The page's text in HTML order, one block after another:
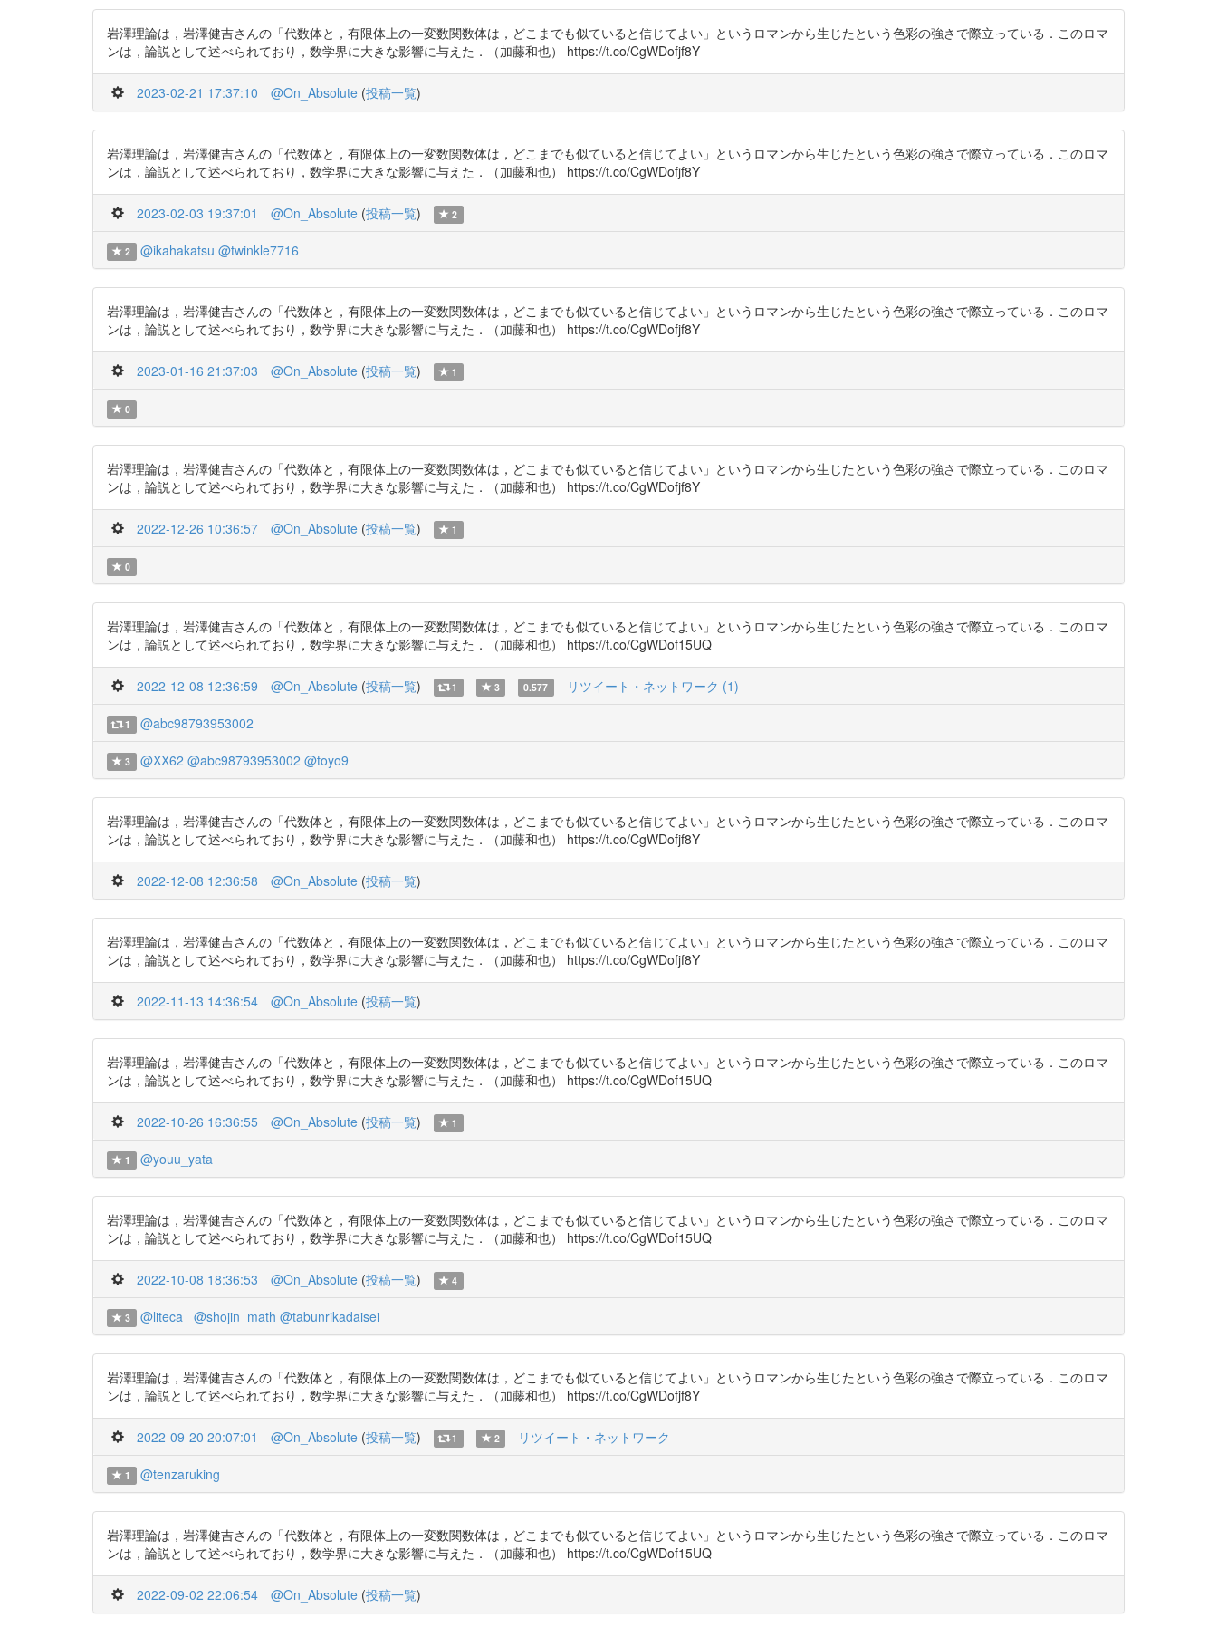
岩澤理論は，岩澤健吉さんの「代数体と，有限体上の一変数関数体は，どこまでも似ていると信じてよい」というロマンから生じたという色彩の強さで際立っている．このロマ
ンは，論説として述べられており，数学界に大きな影響に与えた．（加藤和也） https://t.co/CgWDofjf8Y
2023-02-21 17:37:10 @On_Absolute (投稿一覧)
岩澤理論は，岩澤健吉さんの「代数体と，有限体上の一変数関数体は，どこまでも似ていると信じてよい」というロマンから生じたという色彩の強さで際立っている．このロマ
ンは，論説として述べられており，数学界に大きな影響に与えた．（加藤和也） https://t.co/CgWDofjf8Y
2023-02-03 19:37:01 @On_Absolute (投稿一覧) 2
2 @ikahakatsu @twinkle7716
岩澤理論は，岩澤健吉さんの「代数体と，有限体上の一変数関数体は，どこまでも似ていると信じてよい」というロマンから生じたという色彩の強さで際立っている．このロマ
ンは，論説として述べられており，数学界に大きな影響に与えた．（加藤和也） https://t.co/CgWDofjf8Y
2023-01-16 21:37:03 @On_Absolute (投稿一覧) 1
0
岩澤理論は，岩澤健吉さんの「代数体と，有限体上の一変数関数体は，どこまでも似ていると信じてよい」というロマンから生じたという色彩の強さで際立っている．このロマ
ンは，論説として述べられており，数学界に大きな影響に与えた．（加藤和也） https://t.co/CgWDofjf8Y
2022-12-26 10:36:57 @On_Absolute (投稿一覧) 1
0
岩澤理論は，岩澤健吉さんの「代数体と，有限体上の一変数関数体は，どこまでも似ていると信じてよい」というロマンから生じたという色彩の強さで際立っている．このロマ
ンは，論説として述べられており，数学界に大きな影響に与えた．（加藤和也） https://t.co/CgWDof15UQ
2022-12-08 12:36:59 @On_Absolute (投稿一覧) 1 3 0.577 リツイート・ネットワーク (1)
1 @abc98793953002
3 @XX62 @abc98793953002 @toyo9
岩澤理論は，岩澤健吉さんの「代数体と，有限体上の一変数関数体は，どこまでも似ていると信じてよい」というロマンから生じたという色彩の強さで際立っている．このロマ
ンは，論説として述べられており，数学界に大きな影響に与えた．（加藤和也） https://t.co/CgWDofjf8Y
2022-12-08 12:36:58 @On_Absolute (投稿一覧)
岩澤理論は，岩澤健吉さんの「代数体と，有限体上の一変数関数体は，どこまでも似ていると信じてよい」というロマンから生じたという色彩の強さで際立っている．このロマ
ンは，論説として述べられており，数学界に大きな影響に与えた．（加藤和也） https://t.co/CgWDofjf8Y
2022-11-13 14:36:54 @On_Absolute (投稿一覧)
岩澤理論は，岩澤健吉さんの「代数体と，有限体上の一変数関数体は，どこまでも似ていると信じてよい」というロマンから生じたという色彩の強さで際立っている．このロマ
ンは，論説として述べられており，数学界に大きな影響に与えた．（加藤和也） https://t.co/CgWDof15UQ
2022-10-26 16:36:55 @On_Absolute (投稿一覧) 1
1 @youu_yata
岩澤理論は，岩澤健吉さんの「代数体と，有限体上の一変数関数体は，どこまでも似ていると信じてよい」というロマンから生じたという色彩の強さで際立っている．このロマ
ンは，論説として述べられており，数学界に大きな影響に与えた．（加藤和也） https://t.co/CgWDof15UQ
2022-10-08 18:36:53 @On_Absolute (投稿一覧) 4
3 @liteca_ @shojin_math @tabunrikadaisei
岩澤理論は，岩澤健吉さんの「代数体と，有限体上の一変数関数体は，どこまでも似ていると信じてよい」というロマンから生じたという色彩の強さで際立っている．このロマ
ンは，論説として述べられており，数学界に大きな影響に与えた．（加藤和也） https://t.co/CgWDofjf8Y
2022-09-20 20:07:01 @On_Absolute (投稿一覧) 1 2 リツイート・ネットワーク
1 @tenzaruking
岩澤理論は，岩澤健吉さんの「代数体と，有限体上の一変数関数体は，どこまでも似ていると信じてよい」というロマンから生じたという色彩の強さで際立っている．このロマ
ンは，論説として述べられており，数学界に大きな影響に与えた．（加藤和也） https://t.co/CgWDof15UQ
2022-09-02 22:06:54 @On_Absolute (投稿一覧)